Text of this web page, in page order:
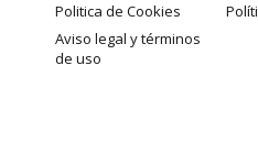
Politica de Cookies
Aviso legal y términos
de uso